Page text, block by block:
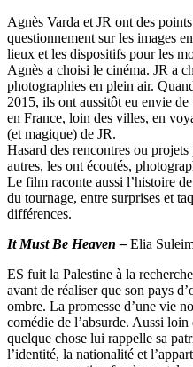
Agnès Varda et JR ont des
questionnement sur les images
lieux et les dispositifs pour les
Agnès a choisi le cinéma. JR a
photographies en plein air.
2015, ils ont aussitôt eu envie
en France, loin des villes, en
(et magique) de JR.
Hasard des rencontres ou
autres, les ont écoutés,
Le film raconte aussi l’histoire
du tournage, entre surprises et
différences.
It Must Be Heaven – Elia
ES fuit la Palestine à la
avant de réaliser que son pays
ombre. La promesse d’une vie
comédie de l’absurde. Aussi
quelque chose lui rappelle sa
l’identité, la nationalité et